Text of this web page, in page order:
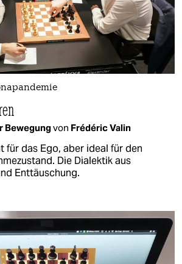
Bewegungvon Frédéric Valin
für das Ego, aber ideal für den
Die Dialektik aus
Enttäuschung.